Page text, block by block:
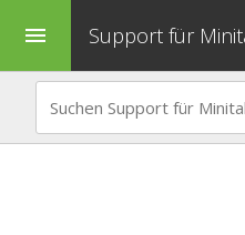
menu Support für